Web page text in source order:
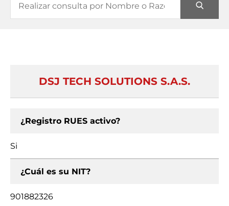
DSJ TECH SOLUTIONS S.A.S.
¿Registro RUES activo?
Si
¿Cuál es su NIT?
901882326